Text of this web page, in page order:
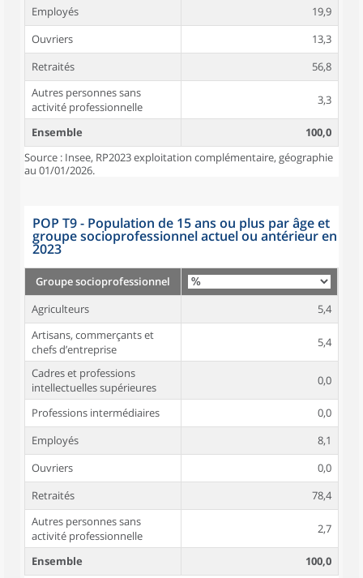
Employés
19,9
Ouvriers
13,3
Retraités
56,8
Autres personnes sans
activité professionnelle
3,3
Ensemble
100,0
Source : Insee, RP2023 exploitation complémentaire, géographie
au 01/01/2026.
POP T9 - Population de 15 ans ou plus par âge et
groupe socioprofessionnel actuel ou antérieur en
2023
Groupe socioprofessionnel
Agriculteurs
5,4
Artisans, commerçants et
chefs d’entreprise
5,4
Cadres et professions
intellectuelles supérieures
0,0
Professions intermédiaires
0,0
Employés
8,1
Ouvriers
0,0
Retraités
78,4
Autres personnes sans
activité professionnelle
2,7
Ensemble
100,0